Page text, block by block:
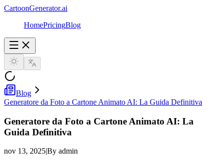
CartoonGenerator.ai
HomePricingBlog
Blog
Generatore da Foto a Cartone Animato AI: La Guida Definitiva
Generatore da Foto a Cartone Animato AI: La
Guida Definitiva
nov 13, 2025|By admin